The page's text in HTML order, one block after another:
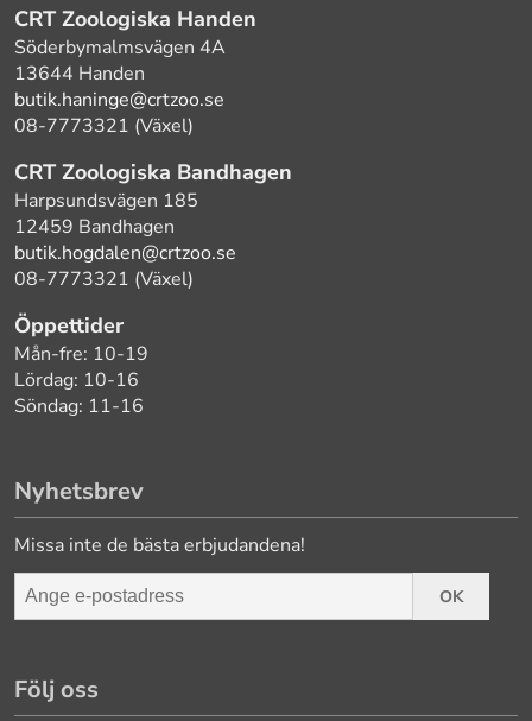
CRT Zoologiska Handen
Söderbymalmsvägen 4A
13644 Handen
butik.haninge@crtzoo.se
08-7773321 (Växel)
CRT Zoologiska Bandhagen
Harpsundsvägen 185
12459 Bandhagen
butik.hogdalen@crtzoo.se
08-7773321 (Växel)
Öppettider
Mån-fre: 10-19
Lördag: 10-16
Söndag: 11-16
Nyhetsbrev
Missa inte de bästa erbjudandena!
OK
Följ oss